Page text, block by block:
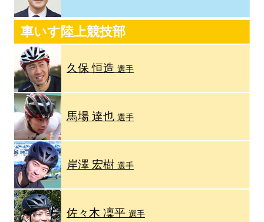
車いす陸上競技部
久保 恒造選手
馬場 達也選手
岸澤 宏樹選手
佐々木 凜平選手